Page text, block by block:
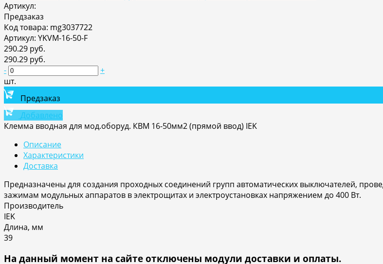
Артикул:
Предзаказ
Код товара: mg3037722
Артикул: YKVM-16-50-F
290.29 руб.
290.29 руб.
-
+
шт.
Предзаказ
Добавлено
Клемма вводная для мод.оборуд. КВМ 16-50мм2 (прямой ввод) IEK
Описание
Характеристики
Доставка
Предназначены для создания проходных соединений групп автоматических выключателей,
зажимам модульных аппаратов в электрощитах и электроустановках напряжением до 400 Вт.
Производитель
IEK
Длина, мм
39
На данный момент на сайте отключены модули доставки и оплаты.